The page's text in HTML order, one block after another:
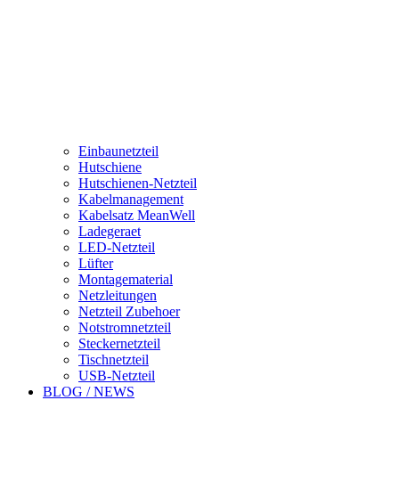
Einbaunetzteil
Hutschiene
Hutschienen-Netzteil
Kabelmanagement
Kabelsatz MeanWell
Ladegeraet
LED-Netzteil
Lüfter
Montagematerial
Netzleitungen
Netzteil Zubehoer
Notstromnetzteil
Steckernetzteil
Tischnetzteil
USB-Netzteil
BLOG / NEWS